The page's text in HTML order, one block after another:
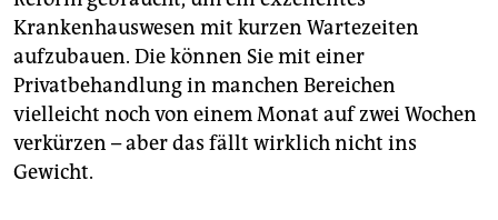
Krankenhauswesen mit kurzen Wartezeiten
aufzubauen. Die können Sie mit einer
Privatbehandlung in manchen Bereichen
vielleicht noch von einem Monat auf zwei Wochen
verkürzen – aber das fällt wirklich nicht ins
Gewicht.